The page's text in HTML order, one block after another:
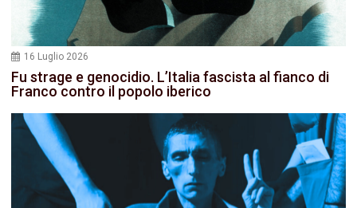
16 Luglio 2026
Fu strage e genocidio. L’Italia fascista al fianco di
Franco contro il popolo iberico